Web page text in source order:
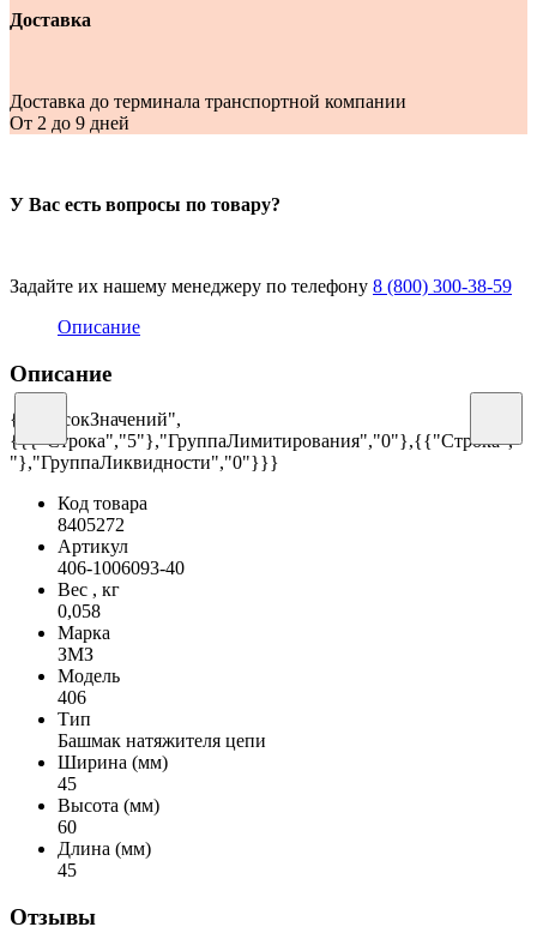
Доставка
Доставка до терминала транспортной компании
От 2 до 9 дней
У Вас есть вопросы по товару?
Задайте их нашему менеджеру по телефону 8 (800) 300-38-59
Описание
Описание
{"СписокЗначений",
{{{"Строка","5"},"ГруппаЛимитирования","0"},{{"Строка","
"},"ГруппаЛиквидности","0"}}}
Код товара
8405272
Артикул
406-1006093-40
Вес , кг
0,058
Марка
ЗМЗ
Модель
406
Тип
Башмак натяжителя цепи
Ширина (мм)
45
Высота (мм)
60
Длина (мм)
45
Отзывы